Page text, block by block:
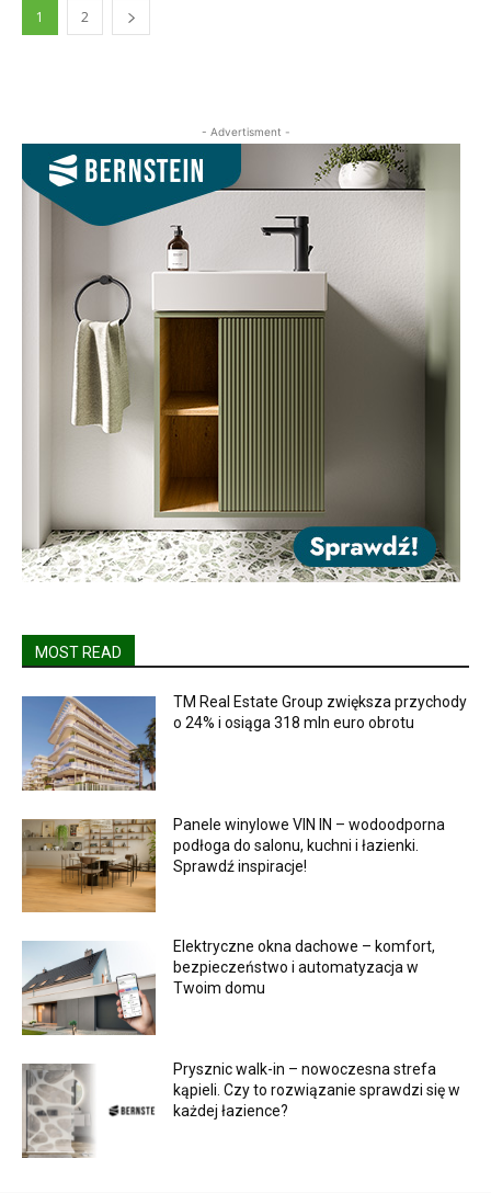
1 2
- Advertisment -
MOST READ
TM Real Estate Group zwiększa przychody
o 24% i osiąga 318 mln euro obrotu
Panele winylowe VIN IN – wodoodporna
podłoga do salonu, kuchni i łazienki.
Sprawdź inspiracje!
Elektryczne okna dachowe – komfort,
bezpieczeństwo i automatyzacja w
Twoim domu
Prysznic walk-in – nowoczesna strefa
kąpieli. Czy to rozwiązanie sprawdzi się w
każdej łazience?